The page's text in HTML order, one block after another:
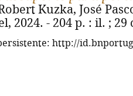
Kuzka, José
2024. - 204 p. : il. ; 29
http://